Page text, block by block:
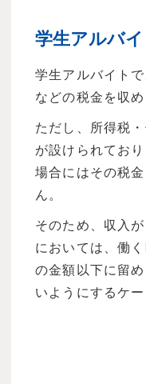
学生アルバ
学生アルバイト
などの税金を収
ただし、所得税
が設けられてお
場合にはその税
ん。
そのため、収入
においては、働
の金額以下に留
いようにするケ